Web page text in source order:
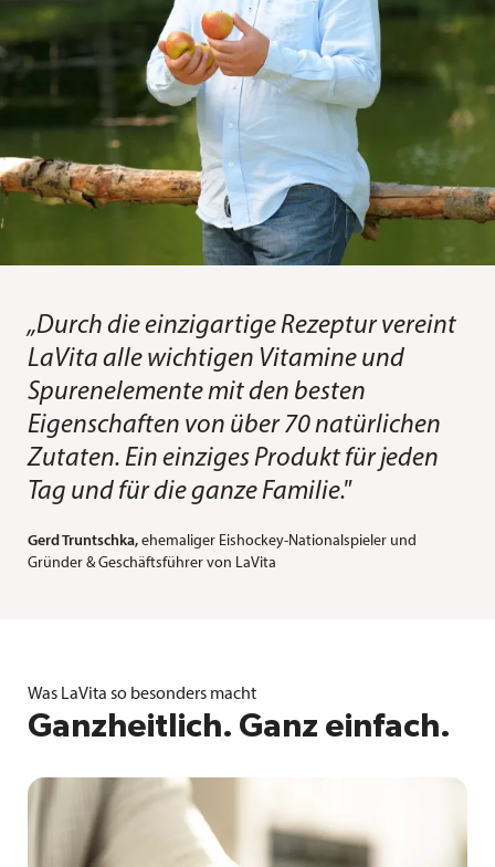
„Durch die einzigartige Rezeptur vereint
LaVita alle wichtigen Vitamine und
Spurenelemente mit den besten
Eigenschaften von über 70 natürlichen
Zutaten. Ein einziges Produkt für jeden
Tag und für die ganze Familie."
Gerd Truntschka, ehemaliger Eishockey-Nationalspieler und
Gründer & Geschäftsführer von LaVita
Was LaVita so besonders macht
Ganzheitlich. Ganz einfach.